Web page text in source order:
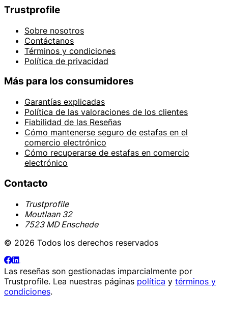
Trustprofile
Sobre nosotros
Contáctanos
Términos y condiciones
Política de privacidad
Más para los consumidores
Garantías explicadas
Política de las valoraciones de los clientes
Fiabilidad de las Reseñas
Cómo mantenerse seguro de estafas en el
comercio electrónico
Cómo recuperarse de estafas en comercio
electrónico
Contacto
Trustprofile
Moutlaan 32
7523 MD Enschede
© 2026 Todos los derechos reservados
Las reseñas son gestionadas imparcialmente por
Trustprofile. Lea nuestras páginas política y términos y
condiciones.